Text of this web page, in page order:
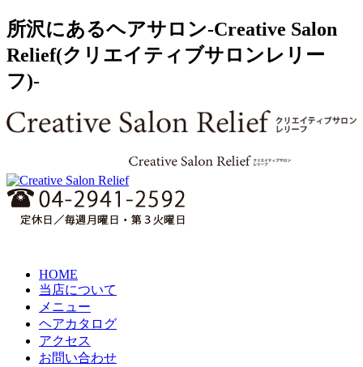
所沢にあるヘアサロン-Creative Salon
Relief(クリエイティブサロンレリー
フ)-
HOME
当店について
メニュー
ヘアカタログ
アクセス
お問い合わせ